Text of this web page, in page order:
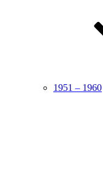
1951 – 1960